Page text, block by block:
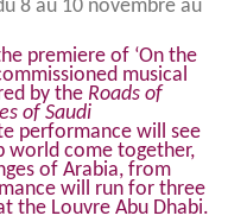
8 au 10 novembre au
premiere of ‘On the
musical
by the Roads of
of Saudi
performance will see
world come together,
of Arabia, from
will run for three
the Louvre Abu Dhabi.